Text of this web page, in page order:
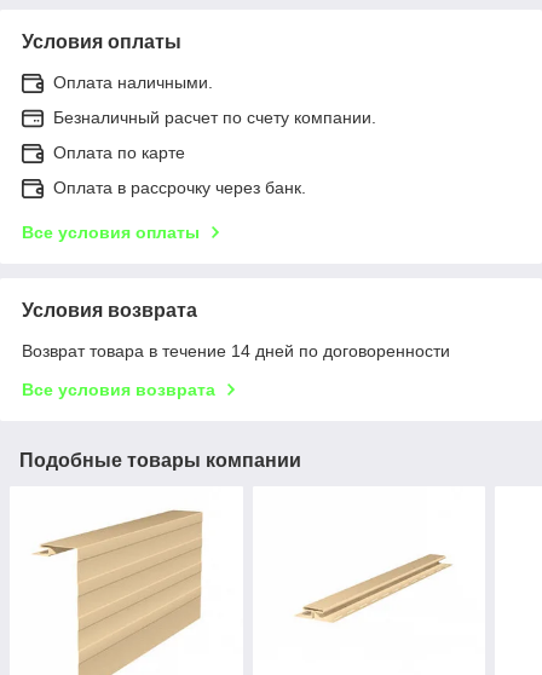
Условия оплаты
Оплата наличными.
Безналичный расчет по счету компании.
Оплата по карте
Оплата в рассрочку через банк.
Все условия оплаты
Условия возврата
Возврат товара в течение 14 дней по договоренности
Все условия возврата
Подобные товары компании